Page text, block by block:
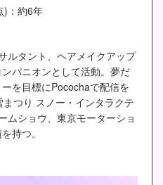
)：約6年
ルタント、ヘアメイクアップ
パニオンとして活動。夢だ
を目標にPocochaで配信を
つり スノー・インタラクテ
ムショウ、東京モーターショ
持つ。